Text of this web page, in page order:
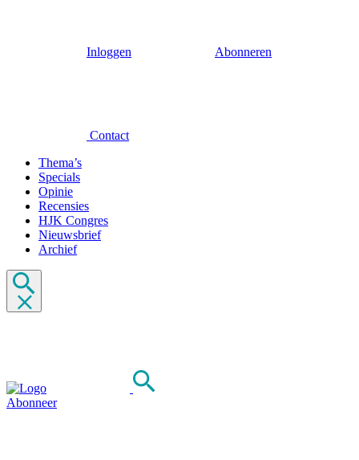
Inloggen Abonneren
Contact
Thema’s
Specials
Opinie
Recensies
HJK Congres
Nieuwsbrief
Archief
Abonneer